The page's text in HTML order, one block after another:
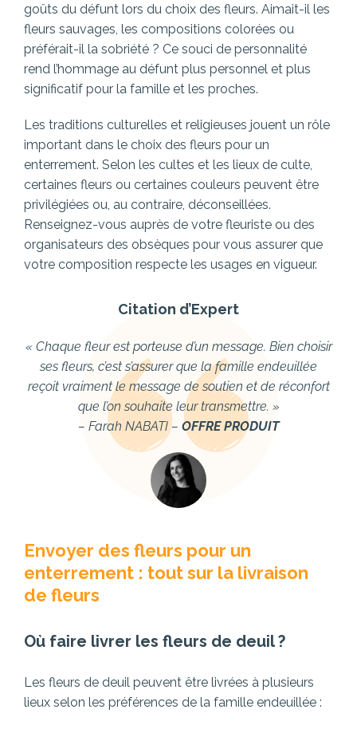
goûts du défunt lors du choix des fleurs. Aimait-il les
fleurs sauvages, les compositions colorées ou
préférait-il la sobriété ? Ce souci de personnalité
rend l’hommage au défunt plus personnel et plus
significatif pour la famille et les proches.
Les traditions culturelles et religieuses jouent un rôle
important dans le choix des fleurs pour un
enterrement. Selon les cultes et les lieux de culte,
certaines fleurs ou certaines couleurs peuvent être
privilégiées ou, au contraire, déconseillées.
Renseignez-vous auprès de votre fleuriste ou des
organisateurs des obsèques pour vous assurer que
votre composition respecte les usages en vigueur.
Citation d’Expert
« Chaque fleur est porteuse d’un message. Bien choisir
ses fleurs, c’est s’assurer que la famille endeuillée
reçoit vraiment le message de soutien et de réconfort
que l’on souhaite leur transmettre. »
– Farah NABATI – OFFRE PRODUIT
Envoyer des fleurs pour un
enterrement : tout sur la livraison
de fleurs
Où faire livrer les fleurs de deuil ?
Les fleurs de deuil peuvent être livrées à plusieurs
lieux selon les préférences de la famille endeuillée :